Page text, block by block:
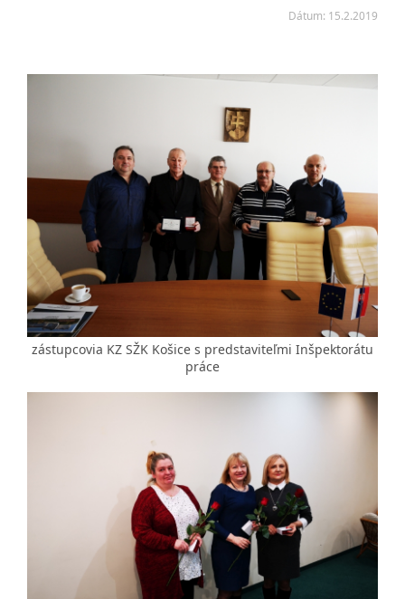
Dátum: 15.2.2019
zástupcovia KZ SŽK Košice s predstaviteľmi Inšpektorátu
práce